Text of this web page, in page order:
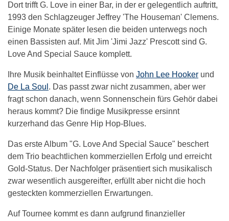
Dort trifft G. Love in einer Bar, in der er gelegentlich auftritt,
1993 den Schlagzeuger Jeffrey 'The Houseman' Clemens.
Einige Monate später lesen die beiden unterwegs noch
einen Bassisten auf. Mit Jim 'Jimi Jazz' Prescott sind G.
Love And Special Sauce komplett.
Ihre Musik beinhaltet Einflüsse von John Lee Hooker und
De La Soul . Das passt zwar nicht zusammen, aber wer
fragt schon danach, wenn Sonnenschein fürs Gehör dabei
heraus kommt? Die findige Musikpresse ersinnt
kurzerhand das Genre Hip Hop-Blues.
Das erste Album "G. Love And Special Sauce" beschert
dem Trio beachtlichen kommerziellen Erfolg und erreicht
Gold-Status. Der Nachfolger präsentiert sich musikalisch
zwar wesentlich ausgereifter, erfüllt aber nicht die hoch
gesteckten kommerziellen Erwartungen.
Auf Tournee kommt es dann aufgrund finanzieller